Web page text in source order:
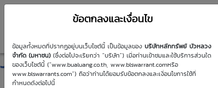
ข้อตกลงและเงื่อนไข
ข้อมูลทั้งหมดที่ปรากฏอยู่บนเว็บไซต์นี้ เป็นข้อมูลของ บริษัทหลักทรัพย์ บัวหลวง
จำกัด (มหาชน) (ซึ่งต่อไปจะเรียกว่า “บริษัท”) เมื่อท่านเข้าชมและใช้บริการส่วนใด
ของเว็บไซต์นี้ (“www.bualuang.co.th, www.blswarrant.comหรือ
www.blswarrants.com”) ถือว่าท่านได้ยอมรับข้อตกลงและเงื่อนไขการใช้ที่
กำหนดดังต่อไปนี้
JMT01C2611A